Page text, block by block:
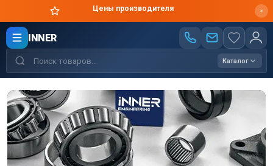
Цены производителя
INNER
Каталог